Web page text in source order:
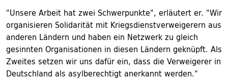
"Unsere Arbeit hat zwei Schwerpunkte", erläutert er. "Wir
organisieren Solidarität mit Kriegsdienstverweigerern aus
anderen Ländern und haben ein Netzwerk zu gleich
gesinnten Organisationen in diesen Ländern geknüpft. Als
Zweites setzen wir uns dafür ein, dass die Verweigerer in
Deutschland als asylberechtigt anerkannt werden."